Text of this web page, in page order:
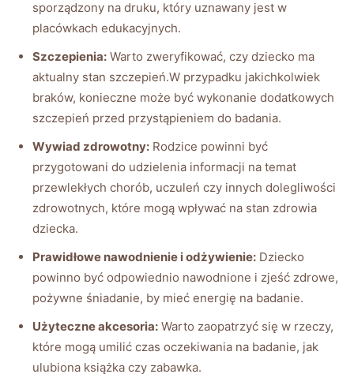
sporządzony na druku, który uznawany jest w
placówkach edukacyjnych.
Szczepienia: Warto zweryfikować, czy dziecko ma
aktualny stan szczepień.W przypadku jakichkolwiek
braków, konieczne może być wykonanie dodatkowych
szczepień przed przystąpieniem do badania.
Wywiad zdrowotny: Rodzice powinni być
przygotowani do udzielenia informacji na temat
przewlekłych chorób, uczuleń czy innych dolegliwości
zdrowotnych, które mogą wpływać na stan zdrowia
dziecka.
Prawidłowe nawodnienie i odżywienie: Dziecko
powinno być odpowiednio nawodnione i zjeść zdrowe,
pożywne śniadanie, by mieć energię na badanie.
Użyteczne akcesoria: Warto zaopatrzyć się w rzeczy,
które mogą umilić czas oczekiwania na badanie, jak
ulubiona książka czy zabawka.